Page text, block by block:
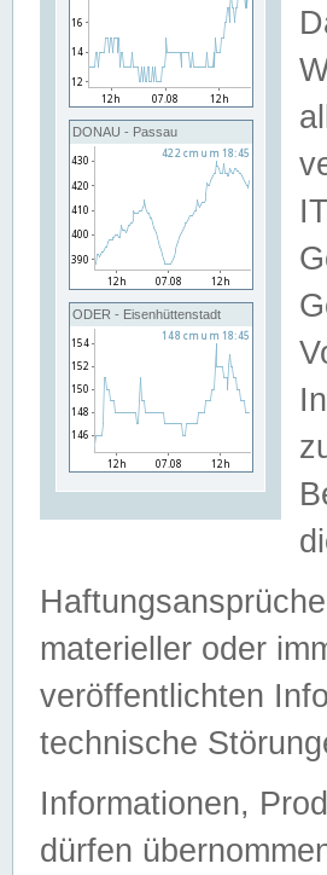
DONAU - Passau
ODER - Eisenhüttenstadt
materieller oder
veröffentlichten
technische
Informationen,
dürfen